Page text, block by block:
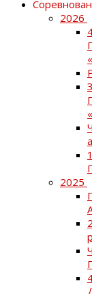
2026
2025